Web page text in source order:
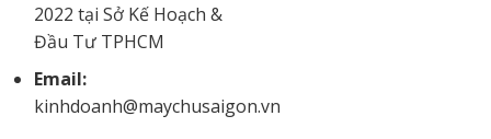
2022 tại Sở Kế Hoạch &
Đầu Tư TPHCM
Email:
kinhdoanh@maychusaigon.vn